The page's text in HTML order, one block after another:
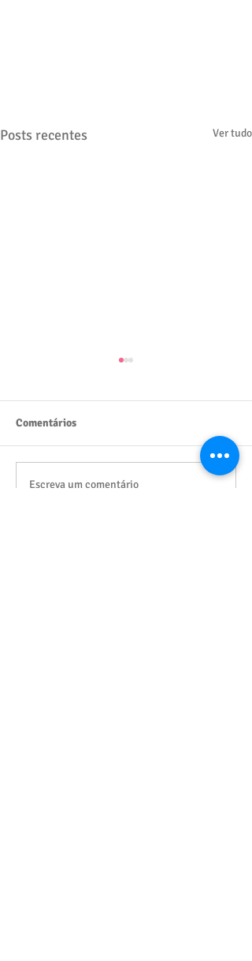
Posts recentes Ver tudo
Projeto Criança Esperança
Comentários
Escreva um comentário